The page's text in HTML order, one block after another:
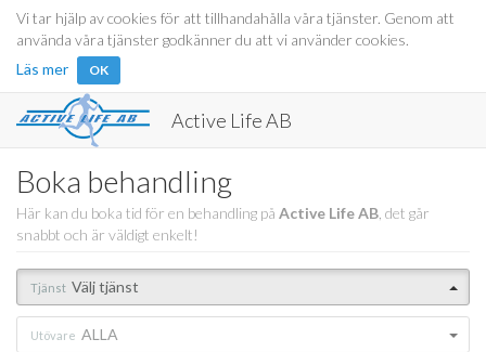
Vi tar hjälp av cookies för att tillhandahålla våra tjänster. Genom att
använda våra tjänster godkänner du att vi använder cookies.
Läs mer
OK
Active Life AB
Boka behandling
Här kan du boka tid för en behandling på Active Life AB , det går
snabbt och är väldigt enkelt!
Tjänst Välj tjänst
Utövare ALLA